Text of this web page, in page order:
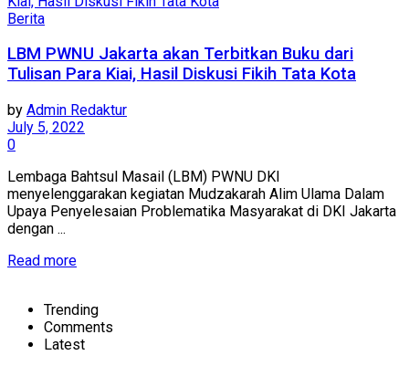
Berita
LBM PWNU Jakarta akan Terbitkan Buku dari
Tulisan Para Kiai, Hasil Diskusi Fikih Tata Kota
by Admin Redaktur
July 5, 2022
0
Lembaga Bahtsul Masail (LBM) PWNU DKI
menyelenggarakan kegiatan Mudzakarah Alim Ulama Dalam
Upaya Penyelesaian Problematika Masyarakat di DKI Jakarta
dengan ...
Read moreDetails
Trending
Comments
Latest